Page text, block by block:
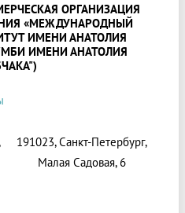
ОРГАНИЗАЦИЯ
«МЕЖДУНАРОДНЫЙ
ИМЕНИ АНАТОЛИЯ
ИМЕНИ АНАТОЛИЯ
191023, Санкт-Петербург,
Малая Садовая, 6